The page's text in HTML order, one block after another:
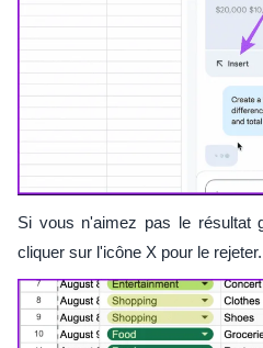
Si vous n'aimez pas le résultat
cliquer sur l'icône X pour le rejeter.